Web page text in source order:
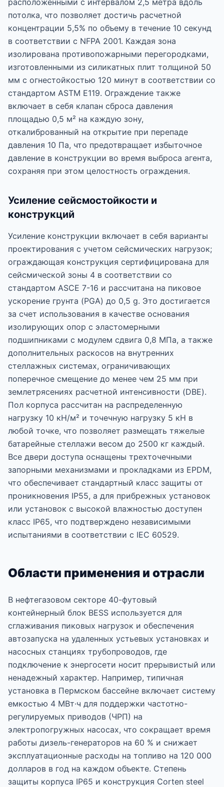
расположенными с интервалом 2,5 метра вдоль
потолка, что позволяет достичь расчетной
концентрации 5,5% по объему в течение 10 секунд
в соответствии с NFPA 2001. Каждая зона
изолирована противопожарными перегородками,
изготовленными из силикатных плит толщиной 50
мм с огнестойкостью 120 минут в соответствии со
стандартом ASTM E119. Ограждение также
включает в себя клапан сброса давления
площадью 0,5 м² на каждую зону,
откалиброванный на открытие при перепаде
давления 10 Па, что предотвращает избыточное
давление в конструкции во время выброса агента,
сохраняя при этом целостность ограждения.
Усиление сейсмостойкости и
конструкций
Усиление конструкции включает в себя варианты
проектирования с учетом сейсмических нагрузок;
ограждающая конструкция сертифицирована для
сейсмической зоны 4 в соответствии со
стандартом ASCE 7-16 и рассчитана на пиковое
ускорение грунта (PGA) до 0,5 g. Это достигается
за счет использования в качестве основания
изолирующих опор с эластомерными
подшипниками с модулем сдвига 0,8 МПа, а также
дополнительных раскосов на внутренних
стеллажных системах, ограничивающих
поперечное смещение до менее чем 25 мм при
землетрясениях расчетной интенсивности (DBE).
Пол корпуса рассчитан на распределенную
нагрузку 10 кН/м² и точечную нагрузку 5 кН в
любой точке, что позволяет размещать тяжелые
батарейные стеллажи весом до 2500 кг каждый.
Все двери доступа оснащены трехточечными
запорными механизмами и прокладками из EPDM,
что обеспечивает стандартный класс защиты от
проникновения IP55, а для прибрежных установок
или установок с высокой влажностью доступен
класс IP65, что подтверждено независимыми
испытаниями в соответствии с IEC 60529.
Области применения и отрасли
В нефтегазовом секторе 40-футовый
контейнерный блок BESS используется для
сглаживания пиковых нагрузок и обеспечения
автозапуска на удаленных устьевых установках и
насосных станциях трубопроводов, где
подключение к энергосети носит прерывистый или
ненадежный характер. Например, типичная
установка в Пермском бассейне включает систему
емкостью 4 МВт·ч для поддержки частотно-
регулируемых приводов (ЧРП) на
электропогружных насосах, что сокращает время
работы дизель-генераторов на 60 % и снижает
эксплуатационные расходы на топливо на 120 000
долларов в год на каждом объекте. Степень
защиты корпуса IP65 и конструкция Corten steel